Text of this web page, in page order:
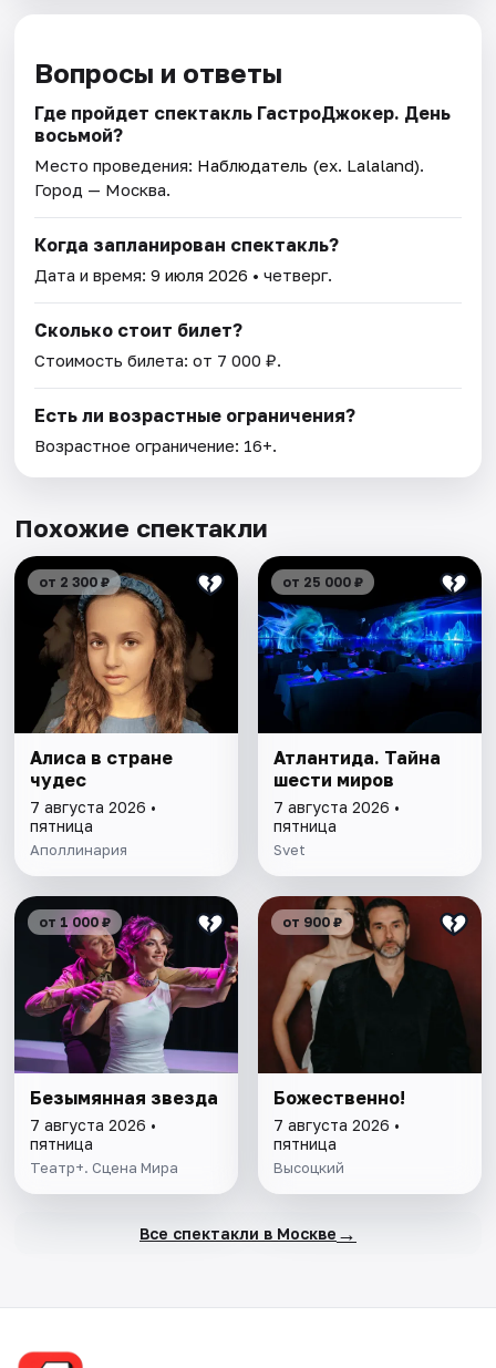
Вопросы и ответы
Где пройдет спектакль ГастроДжокер. День
восьмой?
Место проведения: Наблюдатель (ex. Lalaland).
Город — Москва.
Когда запланирован спектакль?
Дата и время:9 июля 2026 • четверг.
Сколько стоит билет?
Стоимость билета: от 7 000 ₽.
Есть ли возрастные ограничения?
Возрастное ограничение: 16+.
Похожие спектакли
от 2 300 ₽
Алиса в стране
чудес
7 августа 2026 •
пятница
Аполлинария
от 25 000 ₽
Атлантида. Тайна
шести миров
7 августа 2026 •
пятница
Svet
от 1 000 ₽
Безымянная звезда
7 августа 2026 •
пятница
Театр+. Сцена Мира
от 900 ₽
Божественно!
7 августа 2026 •
пятница
Высоцкий
Все спектакли в Москве →